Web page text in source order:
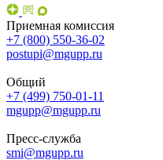
Приемная комиссия
+7 (800) 550-36-02
postupi@mgupp.ru
Общий
+7 (499) 750-01-11
mgupp@mgupp.ru
Пресс-служба
smi@mgupp.ru